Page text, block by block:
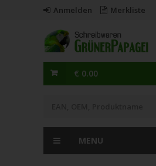
Anmelden Merkliste
€ 0.00
MENU